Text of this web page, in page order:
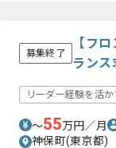
募集終了
【フロ
ランス
リーダー経験を活か
〜55万円／月
神保町(東京都)